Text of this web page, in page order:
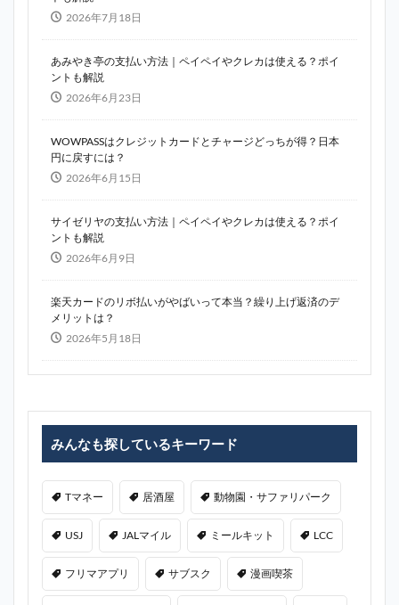
2026年7月18日
あみやき亭の支払い方法｜ペイペイやクレカは使える？ポイ
ントも解説
2026年6月23日
WOWPASSはクレジットカードとチャージどっちが得？日本
円に戻すには？
2026年6月15日
サイゼリヤの支払い方法｜ペイペイやクレカは使える？ポイ
ントも解説
2026年6月9日
楽天カードのリボ払いがやばいって本当？繰り上げ返済のデ
メリットは？
2026年5月18日
みんなも探しているキーワード
Tマネー 居酒屋 動物園・サファリパーク
USJ JALマイル ミールキット LCC
フリマアプリ サブスク 漫画喫茶